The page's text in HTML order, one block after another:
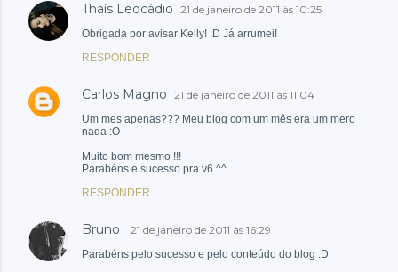
Thaís Leocádio 21 de janeiro de 2011 às 10:25
Obrigada por avisar Kelly! :D Já arrumei!
RESPONDER
Carlos Magno 21 de janeiro de 2011 às 11:04
Um mes apenas??? Meu blog com um mês era um mero
nada :O
Muito bom mesmo !!!
Parabéns e sucesso pra v6 ^^
RESPONDER
Bruno 21 de janeiro de 2011 às 16:29
Parabéns pelo sucesso e pelo conteúdo do blog :D